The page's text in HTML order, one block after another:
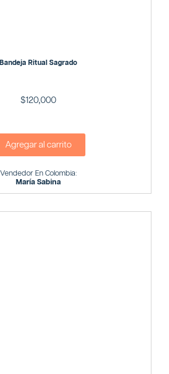
Bandeja Ritual Sagrado
$120,000
Agregar al carrito
Vendedor En Colombia:
María Sabina